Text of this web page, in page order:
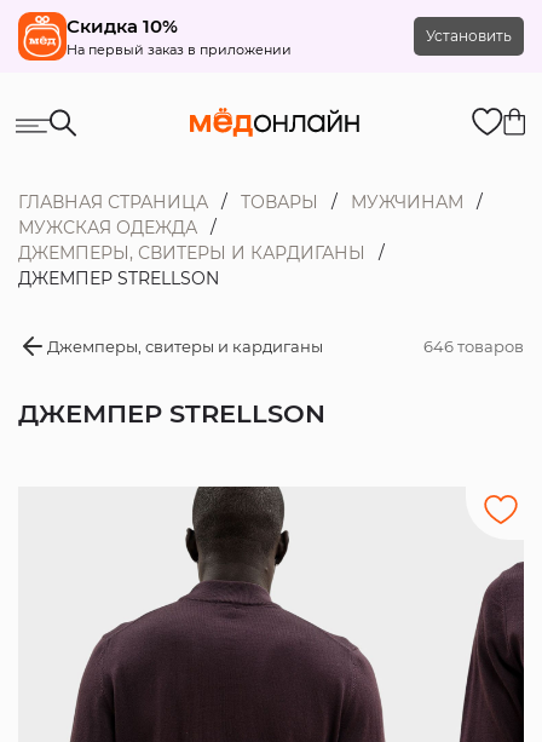
Скидка 10%
На первый заказ в приложении
Установить
ГЛАВНАЯ СТРАНИЦА ТОВАРЫ
МУЖЧИНАМ
МУЖСКАЯ ОДЕЖДА
ДЖЕМПЕРЫ, СВИТЕРЫ И КАРДИГАНЫ
ДЖЕМПЕР STRELLSON
Джемперы, свитеры и кардиганы 646 товаров
ДЖЕМПЕР STRELLSON